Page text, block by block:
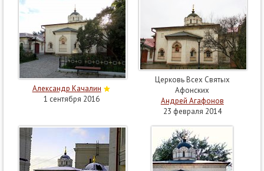
Александр Качалин
1 сентября 2016
Церковь Всех Святых
Афонских
Андрей Агафонов
23 февраля 2014